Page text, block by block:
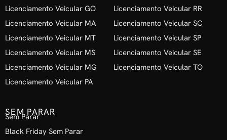
Licenciamento Veicular GO
Licenciamento Veicular MA
Licenciamento Veicular MT
Licenciamento Veicular MS
Licenciamento Veicular MG
Licenciamento Veicular PA
Licenciamento Veicular RR
Licenciamento Veicular SC
Licenciamento Veicular SP
Licenciamento Veicular SE
Licenciamento Veicular TO
SEM PARAR
Sem Parar
Black Friday Sem Parar